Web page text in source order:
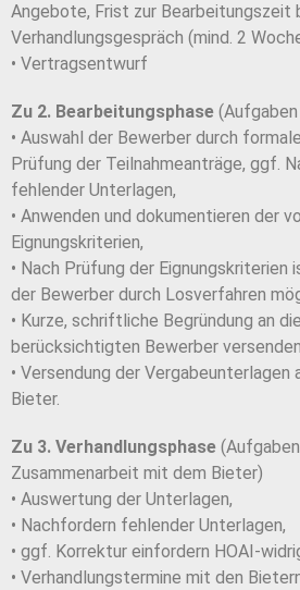
Angebote, Frist zur Bearbeitungszeit
Verhandlungsgespräch (mind. 2
• Vertragsentwurf
Zu 2. Bearbeitungsphase
• Auswahl der Bewerber durch
Prüfung der Teilnahmeanträge, ggf.
fehlender Unterlagen,
• Anwenden und dokumentieren der
Eignungskriterien,
• Nach Prüfung der Eignungskriterien
der Bewerber durch Losverfahren
• Kurze, schriftliche Begründung an
berücksichtigten Bewerber
• Versendung der Vergabeunterlagen
Bieter.
Zu 3. Verhandlungsphase
Zusammenarbeit mit dem Bieter)
• Auswertung der Unterlagen,
• Nachfordern fehlender Unterlagen,
• ggf. Korrektur einfordern HOAI-
• Verhandlungstermine mit den